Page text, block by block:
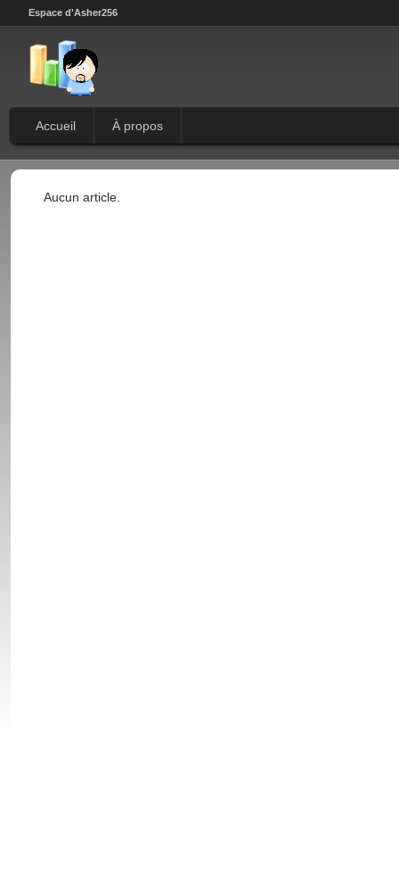
Espace d'Asher256
Accueil À propos
Aucun article.